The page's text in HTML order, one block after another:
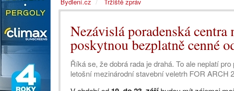
Nezávislá poradenská
poskytnou bezplatně cenné
Říká se, že dobrá rada je drahá. To ale neplatí
letošní mezinárodní stavební veletrh FOR ARCH